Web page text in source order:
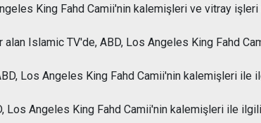
King Fahd Camii'nin kalemişleri ve vitray işleri
Islamic TV'de, ABD, Los Angeles King Fahd
Los Angeles King Fahd Camii'nin kalemişleri ile
Angeles King Fahd Camii'nin kalemişleri ile ilgili